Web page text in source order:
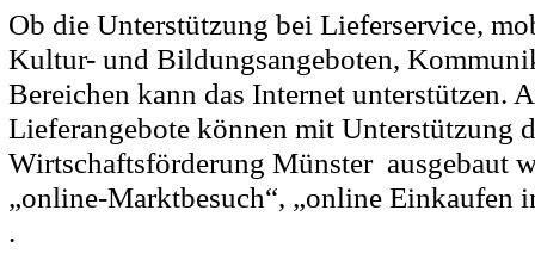
Ob die Unterstützung bei Lieferservice,
Kultur- und Bildungsangeboten,
Bereichen kann das Internet unterstützen.
Lieferangebote können mit Unterstützung
Wirtschaftsförderung Münster ausgebaut
„online-Marktbesuch“, „online Einkaufen
.